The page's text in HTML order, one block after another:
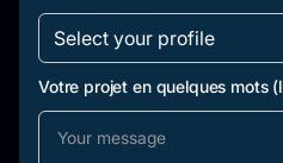
Votre projet en quelques mots